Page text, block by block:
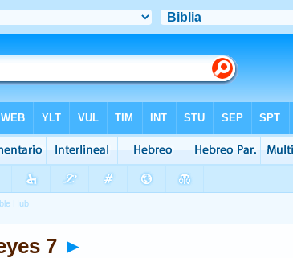
7 ►